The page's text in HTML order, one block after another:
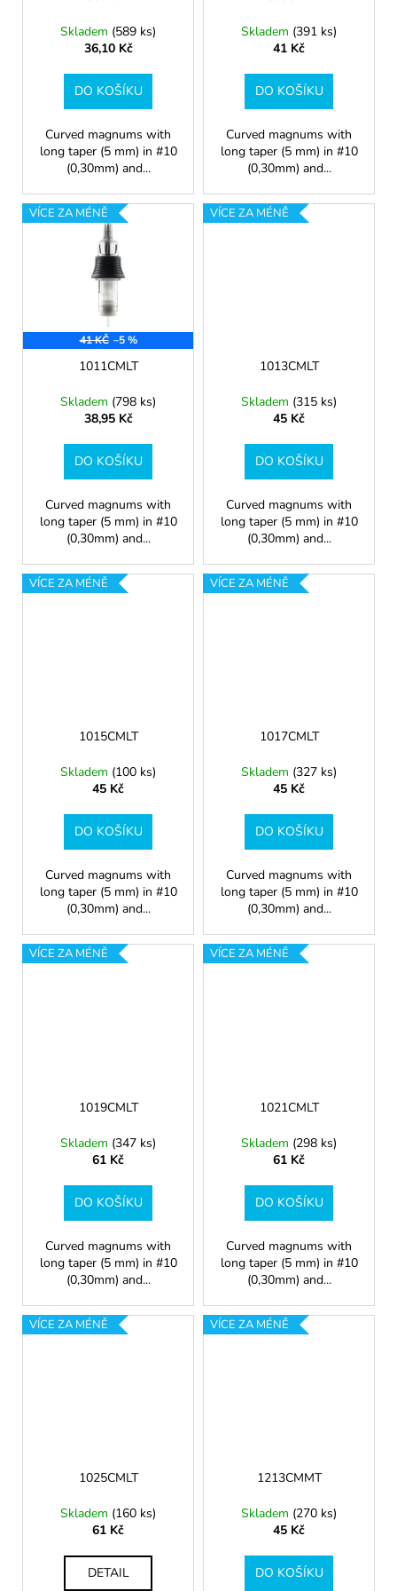
Skladem (589 ks)
36,10 Kč
DO KOŠÍKU
Curved magnums with
long taper (5 mm) in #10
(0,30mm) and...
Skladem (391 ks)
41 Kč
DO KOŠÍKU
Curved magnums with
long taper (5 mm) in #10
(0,30mm) and...
VÍCE ZA MÉNĚ
41 KČ –5 %
1011CMLT
Skladem (798 ks)
38,95 Kč
DO KOŠÍKU
Curved magnums with
long taper (5 mm) in #10
(0,30mm) and...
VÍCE ZA MÉNĚ
1013CMLT
Skladem (315 ks)
45 Kč
DO KOŠÍKU
Curved magnums with
long taper (5 mm) in #10
(0,30mm) and...
VÍCE ZA MÉNĚ
1015CMLT
Skladem (100 ks)
45 Kč
DO KOŠÍKU
Curved magnums with
long taper (5 mm) in #10
(0,30mm) and...
VÍCE ZA MÉNĚ
1017CMLT
Skladem (327 ks)
45 Kč
DO KOŠÍKU
Curved magnums with
long taper (5 mm) in #10
(0,30mm) and...
VÍCE ZA MÉNĚ
1019CMLT
Skladem (347 ks)
61 Kč
DO KOŠÍKU
Curved magnums with
long taper (5 mm) in #10
(0,30mm) and...
VÍCE ZA MÉNĚ
1021CMLT
Skladem (298 ks)
61 Kč
DO KOŠÍKU
Curved magnums with
long taper (5 mm) in #10
(0,30mm) and...
VÍCE ZA MÉNĚ
1025CMLT
Skladem (160 ks)
61 Kč
DETAIL
VÍCE ZA MÉNĚ
1213CMMT
Skladem (270 ks)
45 Kč
DO KOŠÍKU
0805RLXL
Kč